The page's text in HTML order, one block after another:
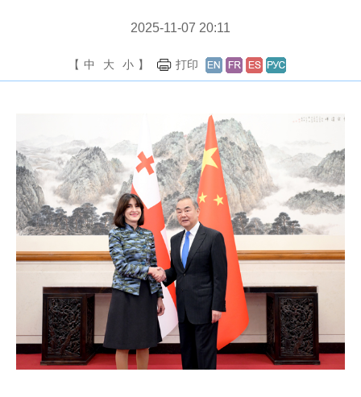
2025-11-07 20:11
【 中 大 小 】 打印